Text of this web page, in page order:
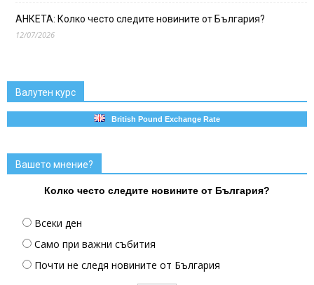
АНКЕТА: Колко често следите новините от България?
12/07/2026
Валутен курс
British Pound Exchange Rate
Вашето мнение?
Колко често следите новините от България?
Всеки ден
Само при важни събития
Почти не следя новините от България